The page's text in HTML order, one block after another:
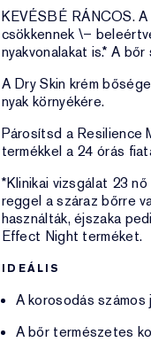
KEVÉSBÉ RÁNCOS.
csökkennek \–
nyakvonalakat is.* A
A Dry Skin krém
nyak környékére.
Párosítsd a Resilience
termékkel a 24 órás
*Klinikai vizsgálat 23
reggel a száraz bőrre
használták, éjszaka
Effect Night terméket.
IDEÁLIS
A korosodás számos
A bőr természetes